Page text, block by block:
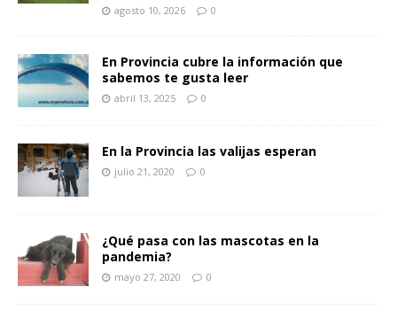
agosto 10, 2026 0
En Provincia cubre la información que
sabemos te gusta leer
abril 13, 2025 0
En la Provincia las valijas esperan
julio 21, 2020 0
¿Qué pasa con las mascotas en la
pandemia?
mayo 27, 2020 0